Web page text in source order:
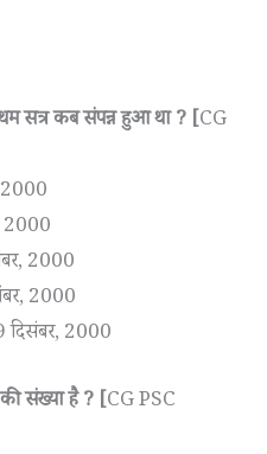
सत्र कब संपन्न हुआ था ? [CG
2000
2000
2000
2000
संख्या है ? [CG PSC